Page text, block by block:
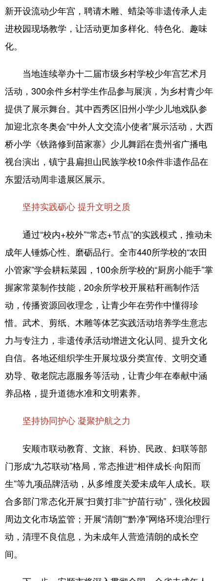
新开设流动少年宫，聘请木雕、蜡染等非遗传承人走
进校园现场教学，让活动更加多样化、特色化、趣味
化。
当地连续举办十二届市级乡村学校少年宫艺术月
活动，300余件乡村学生作品参与展演，为乡村青少年
提供了展示舞台。其中西秀区旧州小学少儿地戏队参
加迎北京冬奥会“中外人文交流小使者”展示活动，大西
桥小学《铁路修到苗家寨》少儿舞蹈在贵州省广播电
视台演出，镇宁县扁担山民族学校10余件非遗作品在
东盟活动周非遗展区展示。
坚持实践砺心 提升文明之质
通过“校内+校外”“常态+节点”的实践模式，推动未
成年人锤炼心性、磨砺品行。全市440所学校的“农田
小管家”学会耕耘菜园，100余所学校的“厨房小能手”掌
握家常菜制作技能，20余所学校开展秸秆画制作活
动，传播资源回收理念，让青少年在劳作中懂得珍
惜。武术、剪纸、木雕等体艺实践活动培养学生意志
力与专注力，非遗传承活动增进文化认同、提升文化
自信。各地还组织学生开展垃圾分类宣传、文明交通
劝导、敬老院志愿服务等活动，让青少年在奉献中涵
养品格，提升道德水准和文明素养。
坚持协同护心 凝聚护航之力
安顺市联动教育、文旅、科协、民政、妇联等部
门形成“九芯联动”格局，常态推进“相伴成长·向阳而
生”等九项品牌活动，从多维度关爱未成年人成长。联
合多部门常态化开展“扫黄打非”“护苗行动”，强化校园
周边文化市场监管；开展“清朗”“黔净”网络环境治理行
动，清理不良信息，为未成年人营造清朗的成长空
间。